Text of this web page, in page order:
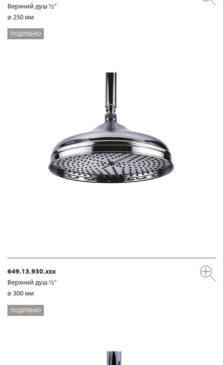
Верхний душ ½"
ø 250 мм
ПОДРОБНО
649.13.930.xxx
Верхний душ ½"
ø 300 мм
ПОДРОБНО